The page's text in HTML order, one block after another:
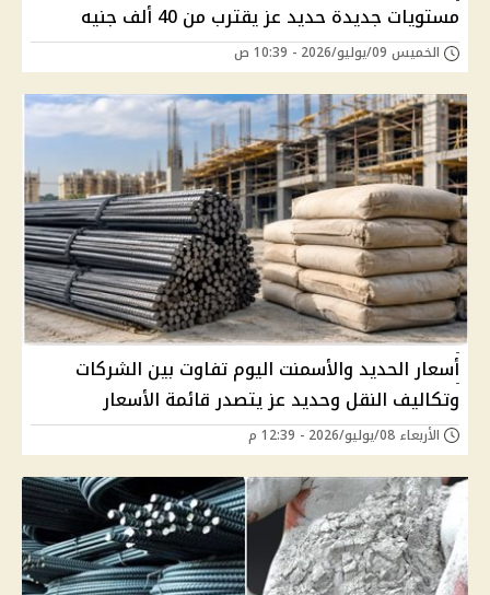
مستويات جديدة حديد عز يقترب من 40 ألف جنيه
الخميس 09/يوليو/2026 - 10:39 ص
أسعار الحديد والأسمنت اليوم تفاوت بين الشركات
وتكاليف النقل وحديد عز يتصدر قائمة الأسعار
الأربعاء 08/يوليو/2026 - 12:39 م